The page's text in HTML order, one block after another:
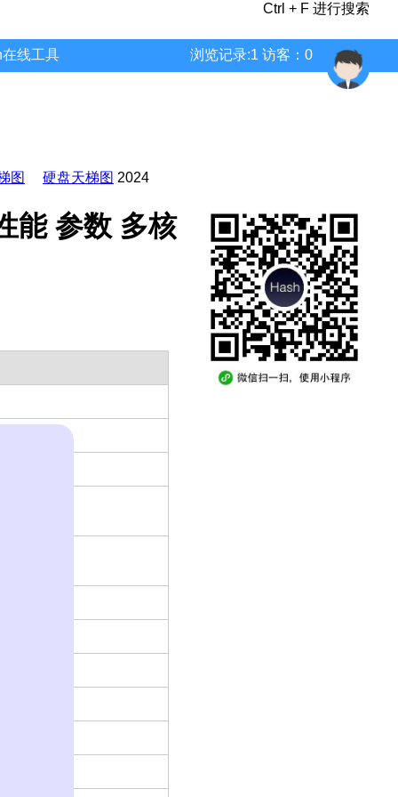
Ctrl + F 进行搜索
线工具 浏览记录:1 访客：0
图 硬盘天梯图 2024
能 参数 多核